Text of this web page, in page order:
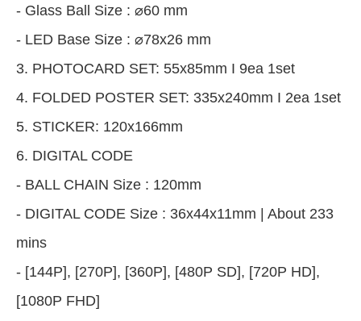
- Glass Ball Size : ⌀60 mm
- LED Base Size : ⌀78x26 mm
3. PHOTOCARD SET: 55x85mm I 9ea 1set
4. FOLDED POSTER SET: 335x240mm I 2ea 1set
5. STICKER: 120x166mm
6. DIGITAL CODE
- BALL CHAIN Size : 120mm
- DIGITAL CODE Size : 36x44x11mm | About 233
mins
- [144P], [270P], [360P], [480P SD], [720P HD],
[1080P FHD]